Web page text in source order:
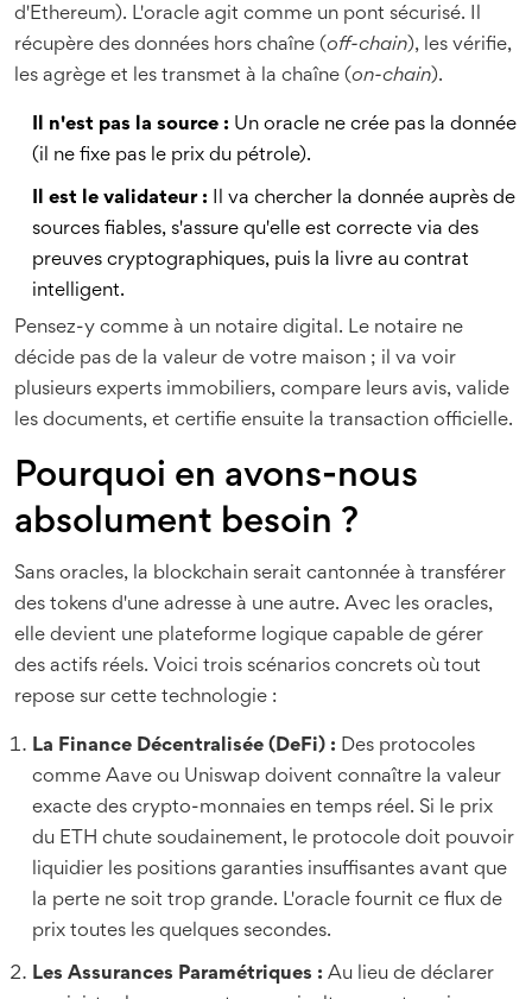
d'Ethereum). L'oracle agit comme un pont sécurisé. Il
récupère des données hors chaîne (off-chain), les vérifie,
les agrège et les transmet à la chaîne (on-chain).
Il n'est pas la source : Un oracle ne crée pas la donnée
(il ne fixe pas le prix du pétrole).
Il est le validateur : Il va chercher la donnée auprès de
sources fiables, s'assure qu'elle est correcte via des
preuves cryptographiques, puis la livre au contrat
intelligent.
Pensez-y comme à un notaire digital. Le notaire ne
décide pas de la valeur de votre maison ; il va voir
plusieurs experts immobiliers, compare leurs avis, valide
les documents, et certifie ensuite la transaction officielle.
Pourquoi en avons-nous
absolument besoin ?
Sans oracles, la blockchain serait cantonnée à transférer
des tokens d'une adresse à une autre. Avec les oracles,
elle devient une plateforme logique capable de gérer
des actifs réels. Voici trois scénarios concrets où tout
repose sur cette technologie :
La Finance Décentralisée (DeFi) : Des protocoles
comme Aave ou Uniswap doivent connaître la valeur
exacte des crypto-monnaies en temps réel. Si le prix
du ETH chute soudainement, le protocole doit pouvoir
liquidier les positions garanties insuffisantes avant que
la perte ne soit trop grande. L'oracle fournit ce flux de
prix toutes les quelques secondes.
Les Assurances Paramétriques : Au lieu de déclarer